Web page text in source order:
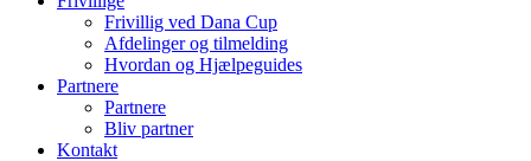
Frivillig ved Dana Cup
Afdelinger og tilmelding
Hvordan og Hjælpeguides
Partnere
Partnere
Bliv partner
Kontakt